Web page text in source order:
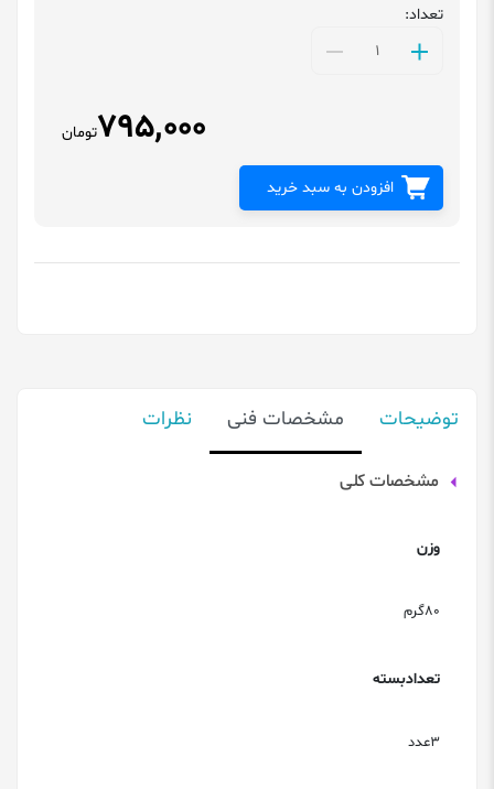
تعداد:
795,000تومان
افزودن به سبد خرید
توضیحات مشخصات فنی نظرات
مشخصات کلی
وزن
80گرم
تعدادبسته
3عدد